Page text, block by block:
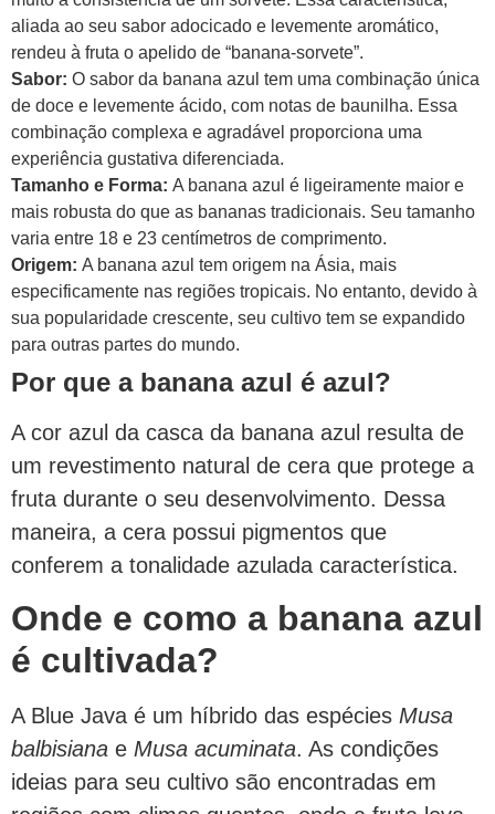
aliada ao seu sabor adocicado e levemente aromático,
rendeu à fruta o apelido de “banana-sorvete”.
Sabor: O sabor da banana azul tem uma combinação única
de doce e levemente ácido, com notas de baunilha. Essa
combinação complexa e agradável proporciona uma
experiência gustativa diferenciada.
Tamanho e Forma: A banana azul é ligeiramente maior e
mais robusta do que as bananas tradicionais. Seu tamanho
varia entre 18 e 23 centímetros de comprimento.
Origem: A banana azul tem origem na Ásia, mais
especificamente nas regiões tropicais. No entanto, devido à
sua popularidade crescente, seu cultivo tem se expandido
para outras partes do mundo.
Por que a banana azul é azul?
A cor azul da casca da banana azul resulta de
um revestimento natural de cera que protege a
fruta durante o seu desenvolvimento. Dessa
maneira, a cera possui pigmentos que
conferem a tonalidade azulada característica.
Onde e como a banana azul
é cultivada?
A Blue Java é um híbrido das espécies Musa
balbisiana e Musa acuminata. As condições
ideias para seu cultivo são encontradas em